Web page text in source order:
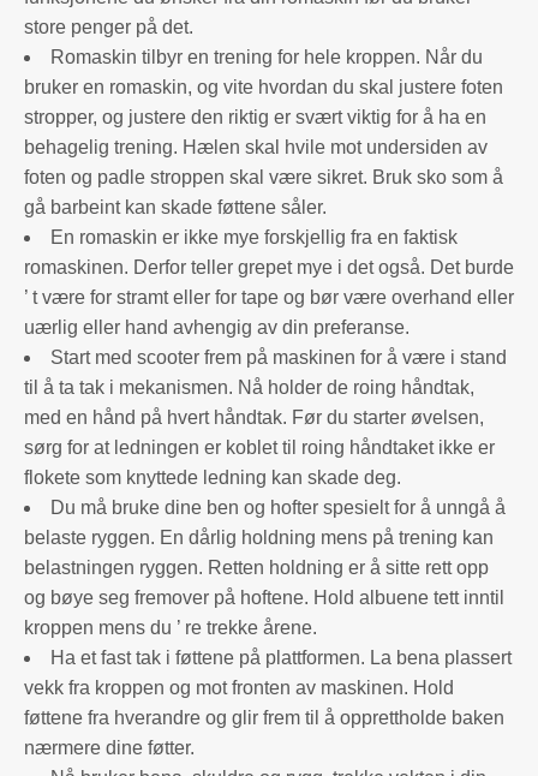
store penger på det.
Romaskin tilbyr en trening for hele kroppen. Når du
bruker en romaskin, og vite hvordan du skal justere foten
stropper, og justere den riktig er svært viktig for å ha en
behagelig trening. Hælen skal hvile mot undersiden av
foten og padle stroppen skal være sikret. Bruk sko som å
gå barbeint kan skade føttene såler.
En romaskin er ikke mye forskjellig fra en faktisk
romaskinen. Derfor teller grepet mye i det også. Det burde
’ t være for stramt eller for tape og bør være overhand eller
uærlig eller hand avhengig av din preferanse.
Start med scooter frem på maskinen for å være i stand
til å ta tak i mekanismen. Nå holder de roing håndtak,
med en hånd på hvert håndtak. Før du starter øvelsen,
sørg for at ledningen er koblet til roing håndtaket ikke er
flokete som knyttede ledning kan skade deg.
Du må bruke dine ben og hofter spesielt for å unngå å
belaste ryggen. En dårlig holdning mens på trening kan
belastningen ryggen. Retten holdning er å sitte rett opp
og bøye seg fremover på hoftene. Hold albuene tett inntil
kroppen mens du ’ re trekke årene.
Ha et fast tak i føttene på plattformen. La bena plassert
vekk fra kroppen og mot fronten av maskinen. Hold
føttene fra hverandre og glir frem til å opprettholde baken
nærmere dine føtter.